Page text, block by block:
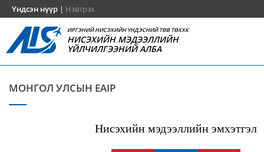
Үндсэн нүүр | Нэвтрэх
ИРГЭНИЙ НИСЭХИЙН ҮНДЭСНИЙ ТӨВ ТӨХХК
НИСЭХИЙН МЭДЭЭЛЛИЙН
ҮЙЛЧИЛГЭЭНИЙ АЛБА
МОНГОЛ УЛСЫН EAIP